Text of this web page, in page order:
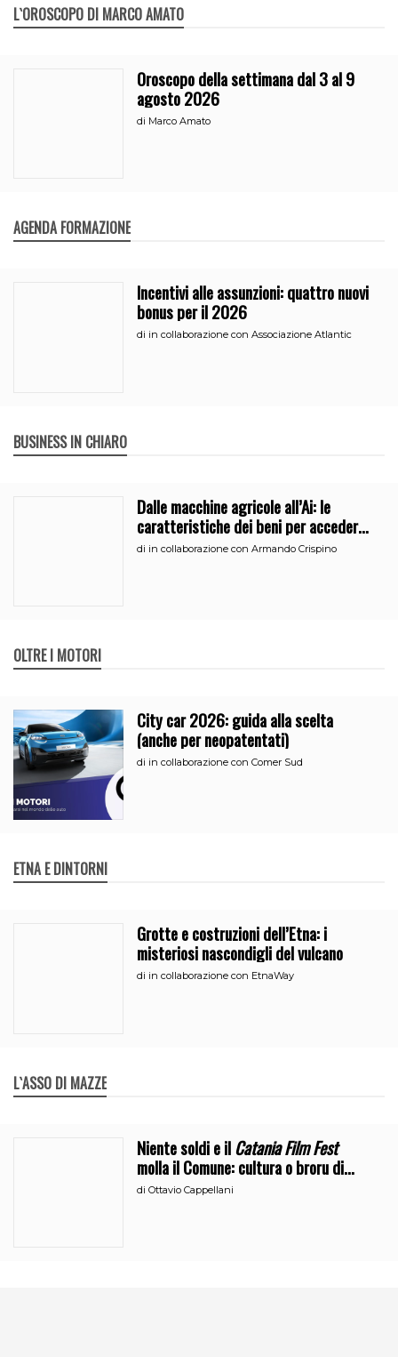
L`OROSCOPO DI MARCO AMATO
Oroscopo della settimana dal 3 al 9
agosto 2026
di Marco Amato
AGENDA FORMAZIONE
Incentivi alle assunzioni: quattro nuovi
bonus per il 2026
di in collaborazione con Associazione Atlantic
BUSINESS IN CHIARO
Dalle macchine agricole all’Ai: le
caratteristiche dei beni per accedere
all’iperammortamento
di in collaborazione con Armando Crispino
OLTRE I MOTORI
City car 2026: guida alla scelta
(anche per neopatentati)
di in collaborazione con Comer Sud
ETNA E DINTORNI
Grotte e costruzioni dell’Etna: i
misteriosi nascondigli del vulcano
di in collaborazione con EtnaWay
L`ASSO DI MAZZE
Niente soldi e ilCatania Film Fest
molla il Comune: cultura o broru di
ciciri?
diOttavio Cappellani